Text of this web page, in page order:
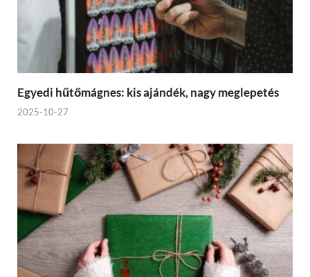
Egyedi hűtőmágnes: kis ajándék, nagy meglepetés
2025-10-27